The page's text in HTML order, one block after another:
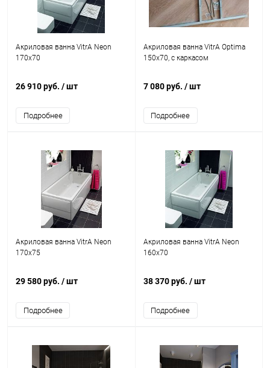
Акриловая ванна VitrA Neon
170x70
26 910 руб. / шт
Подробнее
Акриловая ванна VitrA Optima
150х70, с каркасом
7 080 руб. / шт
Подробнее
Акриловая ванна VitrA Neon
170x75
29 580 руб. / шт
Подробнее
Акриловая ванна VitrA Neon
160x70
38 370 руб. / шт
Подробнее